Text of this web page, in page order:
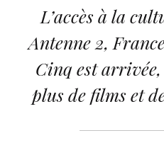
L’accès à la
Antenne 2,
Cinq est
plus de films et